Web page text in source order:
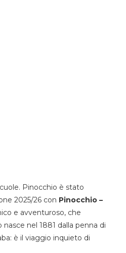
Pinocchio è stato
2025/26 con Pinocchio –
e avventuroso, che
nel 1881 dalla penna di
è il viaggio inquieto di